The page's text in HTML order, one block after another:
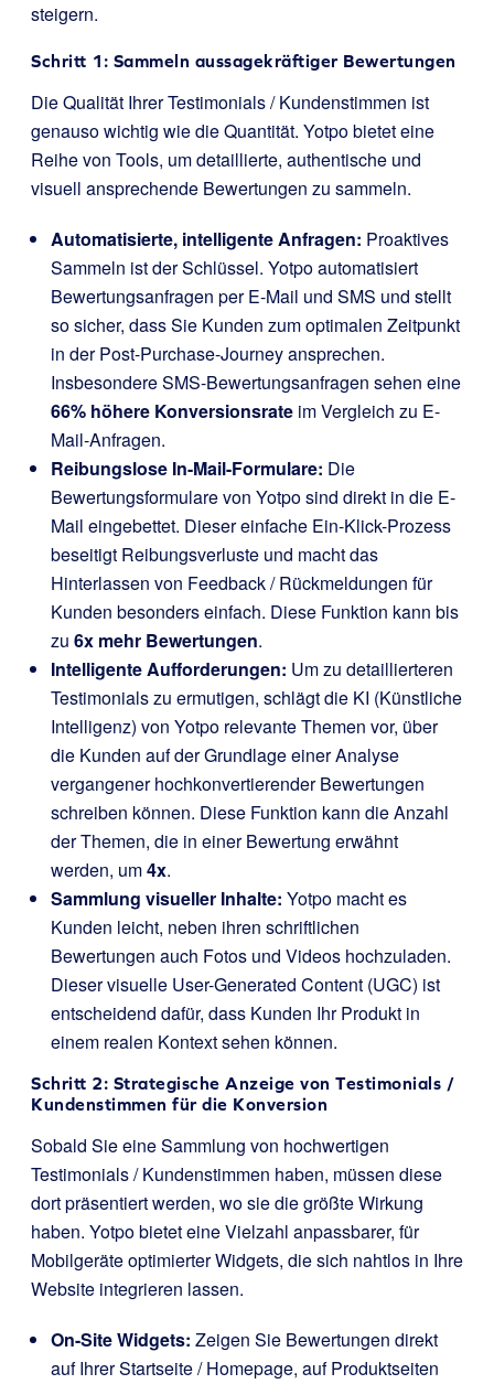
steigern.
Schritt 1: Sammeln aussagekräftiger Bewertungen
Die Qualität Ihrer Testimonials / Kundenstimmen ist
genauso wichtig wie die Quantität. Yotpo bietet eine
Reihe von Tools, um detaillierte, authentische und
visuell ansprechende Bewertungen zu sammeln.
Automatisierte, intelligente Anfragen: Proaktives
Sammeln ist der Schlüssel. Yotpo automatisiert
Bewertungsanfragen per E-Mail und SMS und stellt
so sicher, dass Sie Kunden zum optimalen Zeitpunkt
in der Post-Purchase-Journey ansprechen.
Insbesondere SMS-Bewertungsanfragen sehen eine
66% höhere Konversionsrate im Vergleich zu E-
Mail-Anfragen.
Reibungslose In-Mail-Formulare: Die
Bewertungsformulare von Yotpo sind direkt in die E-
Mail eingebettet. Dieser einfache Ein-Klick-Prozess
beseitigt Reibungsverluste und macht das
Hinterlassen von Feedback / Rückmeldungen für
Kunden besonders einfach. Diese Funktion kann bis
zu 6x mehr Bewertungen.
Intelligente Aufforderungen: Um zu detaillierteren
Testimonials zu ermutigen, schlägt die KI (Künstliche
Intelligenz) von Yotpo relevante Themen vor, über
die Kunden auf der Grundlage einer Analyse
vergangener hochkonvertierender Bewertungen
schreiben können. Diese Funktion kann die Anzahl
der Themen, die in einer Bewertung erwähnt
werden, um4x.
Sammlung visueller Inhalte: Yotpo macht es
Kunden leicht, neben ihren schriftlichen
Bewertungen auch Fotos und Videos hochzuladen.
Dieser visuelle User-Generated Content (UGC) ist
entscheidend dafür, dass Kunden Ihr Produkt in
einem realen Kontext sehen können.
Schritt 2: Strategische Anzeige von Testimonials /
Kundenstimmen für die Konversion
Sobald Sie eine Sammlung von hochwertigen
Testimonials / Kundenstimmen haben, müssen diese
dort präsentiert werden, wo sie die größte Wirkung
haben. Yotpo bietet eine Vielzahl anpassbarer, für
Mobilgeräte optimierter Widgets, die sich nahtlos in Ihre
Website integrieren lassen.
On-Site Widgets: Zeigen Sie Bewertungen direkt
auf Ihrer Startseite / Homepage, auf Produktseiten